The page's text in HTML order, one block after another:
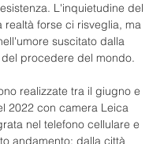
L'inquietudine del
realtà forse ci risveglia, ma
suscitato dalla
procedere del mondo.
realizzate tra il giugno e
2022 con camera Leica
nel telefono cellulare e